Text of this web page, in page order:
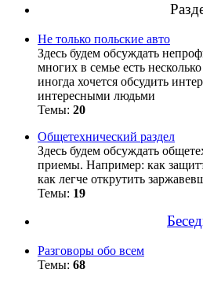
Не только польские авто
Здесь будем обсуждать
многих в семье есть
иногда хочется обсудить
интересными людьми
Темы: 20
Общетехнический раздел
Здесь будем обсуждать
приемы. Например: как
как легче открутить
Темы: 19
Разговоры обо всем
Темы: 68